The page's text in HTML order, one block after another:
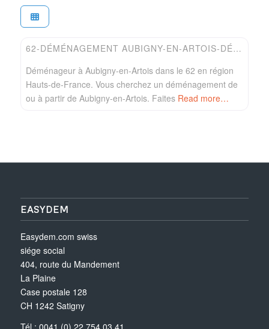
Easydem
62-DÉMÉNAGEMENT AUBIGNY-EN-ARTOIS-DÉMÉNAGEUR MORTELECQUE
Déménageur à Aubigny-en-Artois dans le 62 en région
Hauts-de-France. Vous cherchez un déménagement de
ou à partir de Aubigny-en-Artois. Faites Read more…
EASYDEM
Easydem.com swiss
siége social
404, route du Mandement
La Plaine
Case postale 128
CH 1242 Satigny
Tél.: 0041 (0) 22 754 03 41